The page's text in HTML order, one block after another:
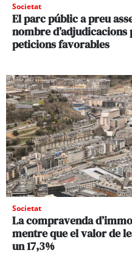
Societat
El parc públic a preu
nombre
peticions favorables
Societat
La compravenda
mentre que el valor de
un 17,3%